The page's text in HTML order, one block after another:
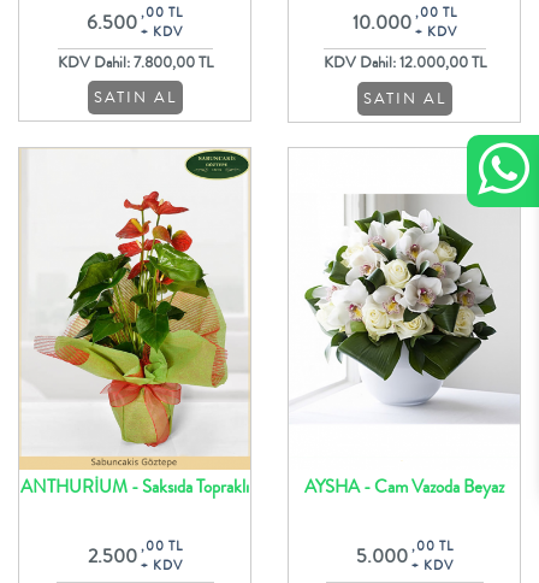
6.500 ,00 TL
+ KDV
KDV Dahil: 7.800,00 TL
SATIN AL
10.000 ,00 TL
+ KDV
KDV Dahil: 12.000,00 TL
SATIN AL
ANTHURİUM - Saksıda Topraklı
2.500 ,00 TL
+ KDV
AYSHA - Cam Vazoda Beyaz
5.000 ,00 TL
+ KDV